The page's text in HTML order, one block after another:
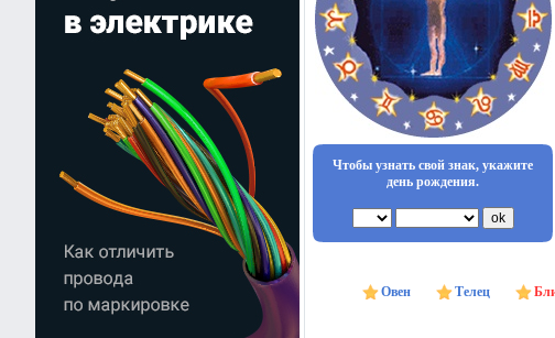
Чтобы узнать свой знак, укажите
день рождения.
Овен Телец